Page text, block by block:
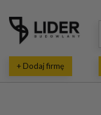
+ Dodaj firmę